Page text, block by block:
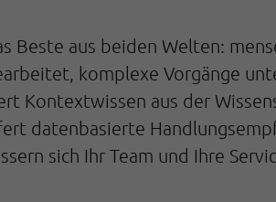
Beste aus beiden Welten:
komplexe Vorgänge
Kontextwissen aus der
datenbasierte
sich Ihr Team und Ihre